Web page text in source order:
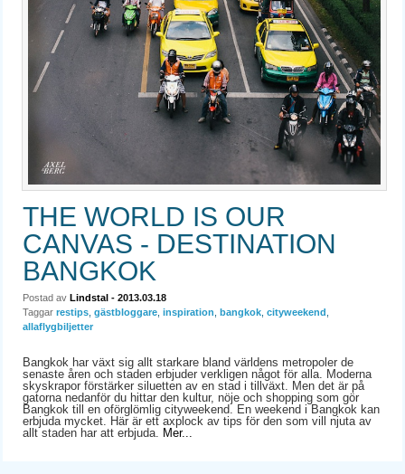
THE WORLD IS OUR
CANVAS - DESTINATION
BANGKOK
Postad avLindstal - 2013.03.18
Taggar restips ,gästbloggare ,inspiration ,bangkok ,cityweekend
allaflygbiljetter
Bangkok har växt sig allt starkare bland världens metropoler de
senaste åren och staden erbjuder verkligen något för alla. Moderna
skyskrapor förstärker siluetten av en stad i tillväxt. Men det är på
gatorna nedanför du hittar den kultur, nöje och shopping som gör
Bangkok till en oförglömlig cityweekend. En weekend i Bangkok kan
erbjuda mycket. Här är ett axplock av tips för den som vill njuta av
allt staden har att erbjuda.
Mer...